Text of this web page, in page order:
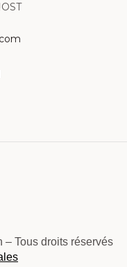
Tous droits réservés